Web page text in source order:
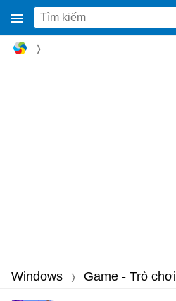
Windows Game - Trò chơi